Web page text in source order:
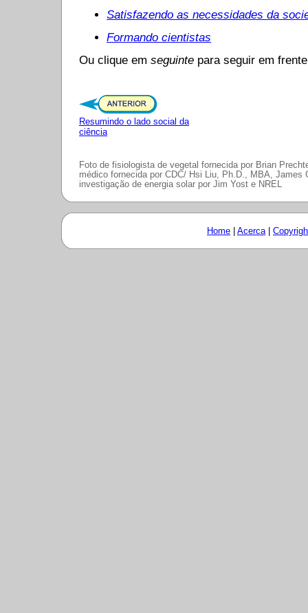
Satisfazendo as necessidades da
Formando cientistas
Ou clique em seguinte para seguir em
Resumindo o lado social da
ciência
Foto de fisiologista de vegetal fornecida por Brian
médico fornecida por CDC/ Hsi Liu, Ph.D., MBA, James
investigação de energia solar por Jim Yost e NREL
Home Acerca|